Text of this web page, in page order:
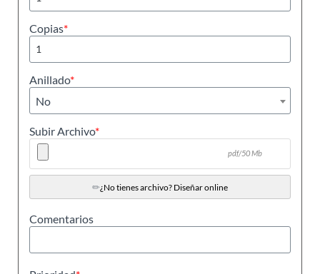
Copias*
Anillado*
No
Subir Archivo*
pdf/50 Mb
✏¿No tienes archivo? Diseñar online
Comentarios